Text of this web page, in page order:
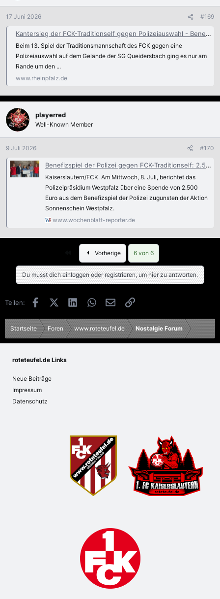
17 Juni 2026 #169
Kantersieg der FCK-Traditionself gegen Polizeiauswahl - Benefizspiel
Beim 13. Spiel der Traditionsmannschaft des FCK gegen eine
Polizeiauswahl auf dem Gelände der SG Queidersbach ging es nur am
Rande um den ...
www.rheinpfalz.de
playerred
Well-Known Member
9 Juli 2026 #170
Benefizspiel der Polizei gegen FCK-Traditionself: 2.500 Euro für Aktion Sonnenschein
Kaiserslautern/FCK. Am Mittwoch, 8. Juli, berichtet das
Polizeipräsidium Westpfalz über eine Spende von 2.500
Euro aus dem Benefizspiel der Polizei zugunsten der Aktion
Sonnenschein Westpfalz.
www.wochenblatt-reporter.de
Vorherige 6 von 6
Du musst dich einloggen oder registrieren, um hier zu antworten.
Teilen: FacebookX (Twitter)LinkedInWhatsApp
E-MailLink
Startseite Foren www.roteteufel.de Nostalgie Forum
roteteufel.de Links
Neue Beiträge
Impressum
Datenschutz